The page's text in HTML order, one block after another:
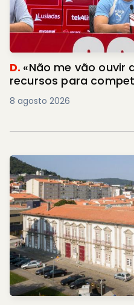
D. «Não me vão ouvir
recursos para
8 agosto 2026